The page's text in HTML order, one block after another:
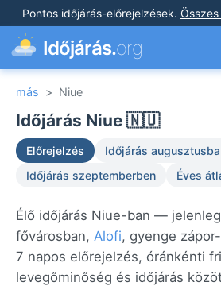
Pontos időjárás-előrejelzések.
Időjárás.org
más > Niue
Időjárás Niue 🇳🇺
Előrejelzés
Időjárás
Időjárás szeptemberben
Éves
Élő időjárás Niue-ban —
fővárosban, Alofi, gyenge
7 napos előrejelzés, óránkénti
levegőminőség és időjárás